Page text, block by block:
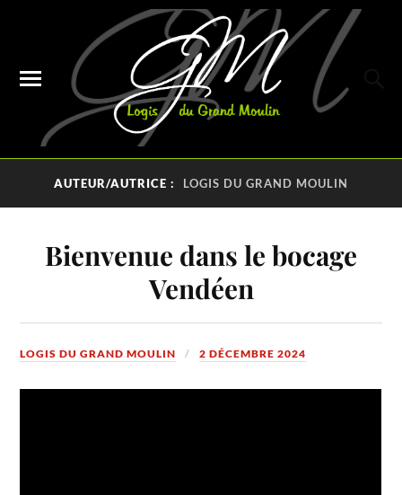
AUTEUR/AUTRICE : LOGIS DU GRAND MOULIN
Bienvenue dans le bocage
Vendéen
LOGIS DU GRAND MOULIN 2 DÉCEMBRE 2024